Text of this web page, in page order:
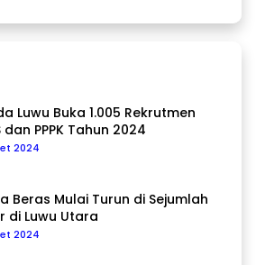
Luwu Buka 1.005 Rekrutmen
dan PPPK Tahun 2024
2024
Beras Mulai Turun di Sejumlah
di Luwu Utara
2024